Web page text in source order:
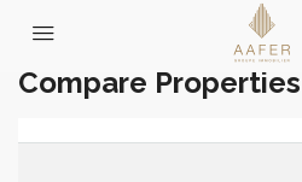
Home
Compare Properties